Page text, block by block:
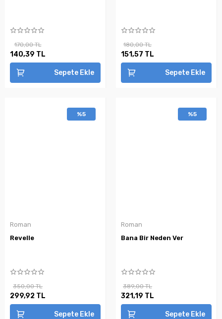
170,00 TL
140,39 TL
Sepete Ekle
180,00 TL
151,57 TL
Sepete Ekle
%5
Roman
Revelle
350,00 TL
299,92 TL
Sepete Ekle
%5
Roman
Bana Bir Neden Ver
389,00 TL
321,19 TL
Sepete Ekle